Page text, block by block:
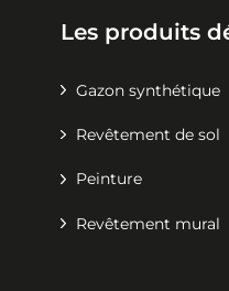
Les produits
Gazon synthétique
Revêtement de sol
Peinture
Revêtement mural